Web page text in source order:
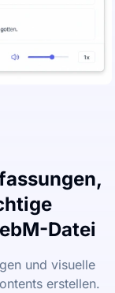
Datei
und visuelle
erstellen.